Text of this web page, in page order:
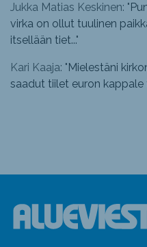
Jukka Matias Keskinen: "
virka on ollut tuulinen
itsellään tiet..."
Kari Kaaja: "Mielestäni
saadut tiilet euron kappale